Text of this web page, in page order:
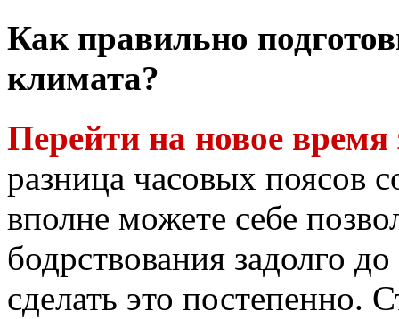
Как правильно
климата?
Перейти на новое время
разница часовых поясов
вполне можете себе
бодрствования задолго
сделать это постепенно.